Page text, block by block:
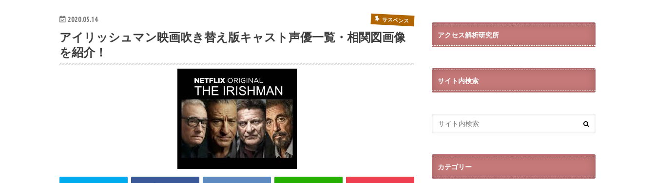
2020.05.14 サスペンス
アイリッシュマン映画吹き替え版キャスト声優一覧・相関図画像
を紹介！
アクセス解析研究所
サイト内検索
カテゴリー